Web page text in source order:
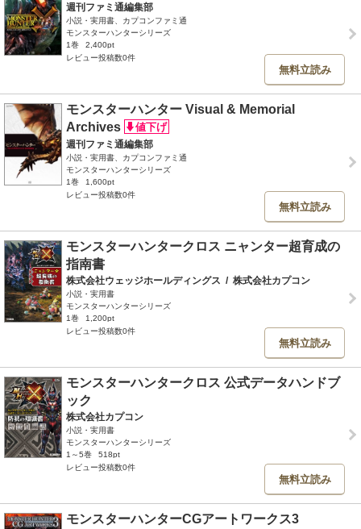
週刊ファミ通編集部
小説・実用書、カプコンファミ通
モンスターハンターシリーズ
1巻
2,400pt
レビュー投稿数0件
無料立読み
モンスターハンター Visual & Memorial
Archives
週刊ファミ通編集部
小説・実用書、カプコンファミ通
モンスターハンターシリーズ
1巻
1,600pt
レビュー投稿数0件
無料立読み
モンスターハンタークロス ニャンター超育成の
指南書
株式会社ウェッジホールディングス / 株式会社カプコン
小説・実用書
モンスターハンターシリーズ
1巻
1,200pt
レビュー投稿数0件
無料立読み
モンスターハンタークロス 公式データハンドブ
ック
株式会社カプコン
小説・実用書
モンスターハンターシリーズ
1～5巻
518pt
レビュー投稿数0件
無料立読み
モンスターハンターCGアートワークス3